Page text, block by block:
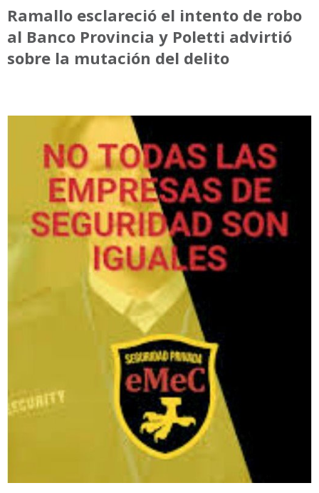
Ramallo esclareció el intento de robo
al Banco Provincia y Poletti advirtió
sobre la mutación del delito